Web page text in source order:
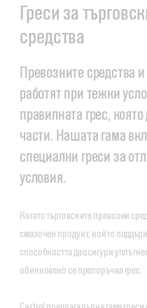
Греси за
средства
Превозните средства
работят при тежки
правилната грес,
части. Нашата гама
специални греси за
условия.
Когато търговските превозни
смазочен продукт, който
способността да осигури
обикновено се препоръчва грес.